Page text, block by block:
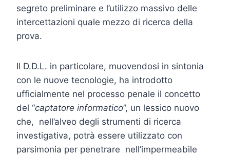
segreto preliminare e l’utilizzo massivo delle
intercettazioni quale mezzo di ricerca della
prova.
Il D.D.L. in particolare, muovendosi in sintonia
con le nuove tecnologie, ha introdotto
ufficialmente nel processo penale il concetto
del “captatore informatico”, un lessico nuovo
che, nell’alveo degli strumenti di ricerca
investigativa, potrà essere utilizzato con
parsimonia per penetrare nell’impermeabile